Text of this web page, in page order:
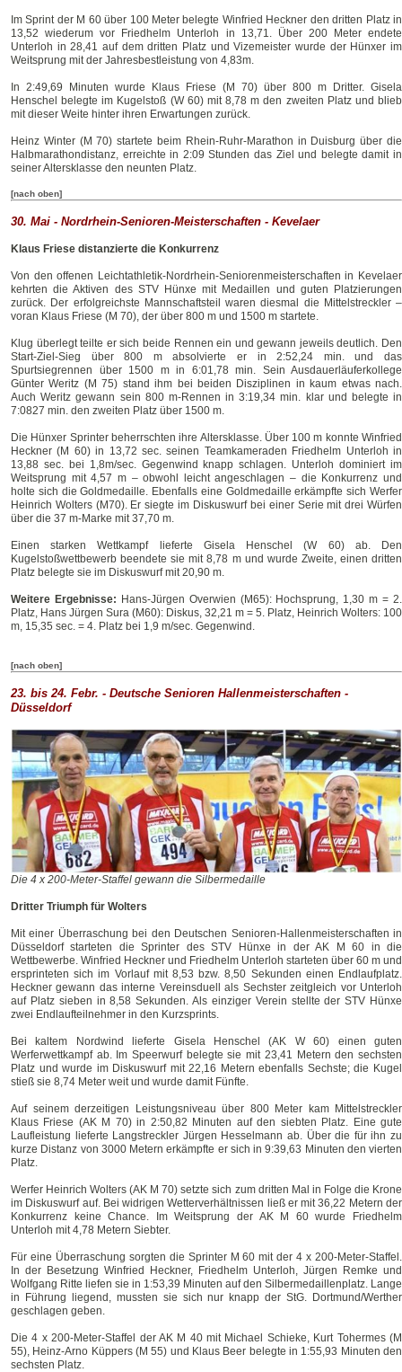
Im Sprint der M 60 über 100 Meter belegte Winfried Heckner den dritten Platz in
13,52 wiederum vor Friedhelm Unterloh in 13,71. Über 200 Meter endete
Unterloh in 28,41 auf dem dritten Platz und Vizemeister wurde der Hünxer im
Weitsprung mit der Jahresbestleistung von 4,83m.
In 2:49,69 Minuten wurde Klaus Friese (M 70) über 800 m Dritter. Gisela
Henschel belegte im Kugelstoß (W 60) mit 8,78 m den zweiten Platz und blieb
mit dieser Weite hinter ihren Erwartungen zurück.
Heinz Winter (M 70) startete beim Rhein-Ruhr-Marathon in Duisburg über die
Halbmarathondistanz, erreichte in 2:09 Stunden das Ziel und belegte damit in
seiner Altersklasse den neunten Platz.
[nach oben]
30. Mai - Nordrhein-Senioren-Meisterschaften - Kevelaer
Klaus Friese distanzierte die Konkurrenz
Von den offenen Leichtathletik-Nordrhein-Seniorenmeisterschaften in Kevelaer
kehrten die Aktiven des STV Hünxe mit Medaillen und guten Platzierungen
zurück. Der erfolgreichste Mannschaftsteil waren diesmal die Mittelstreckler –
voran Klaus Friese (M 70), der über 800 m und 1500 m startete.
Klug überlegt teilte er sich beide Rennen ein und gewann jeweils deutlich. Den
Start-Ziel-Sieg über 800 m absolvierte er in 2:52,24 min. und das
Spurtsiegrennen über 1500 m in 6:01,78 min. Sein Ausdauerläuferkollege
Günter Weritz (M 75) stand ihm bei beiden Disziplinen in kaum etwas nach.
Auch Weritz gewann sein 800 m-Rennen in 3:19,34 min. klar und belegte in
7:0827 min. den zweiten Platz über 1500 m.
Die Hünxer Sprinter beherrschten ihre Altersklasse. Über 100 m konnte Winfried
Heckner (M 60) in 13,72 sec. seinen Teamkameraden Friedhelm Unterloh in
13,88 sec. bei 1,8m/sec. Gegenwind knapp schlagen. Unterloh dominiert im
Weitsprung mit 4,57 m – obwohl leicht angeschlagen – die Konkurrenz und
holte sich die Goldmedaille. Ebenfalls eine Goldmedaille erkämpfte sich Werfer
Heinrich Wolters (M70). Er siegte im Diskuswurf bei einer Serie mit drei Würfen
über die 37 m-Marke mit 37,70 m.
Einen starken Wettkampf lieferte Gisela Henschel (W 60) ab. Den
Kugelstoßwettbewerb beendete sie mit 8,78 m und wurde Zweite, einen dritten
Platz belegte sie im Diskuswurf mit 20,90 m.
Weitere Ergebnisse: Hans-Jürgen Overwien (M65): Hochsprung, 1,30 m = 2.
Platz, Hans Jürgen Sura (M60): Diskus, 32,21 m = 5. Platz, Heinrich Wolters: 100
m, 15,35 sec. = 4. Platz bei 1,9 m/sec. Gegenwind.
[nach oben]
23. bis 24. Febr. - Deutsche Senioren Hallenmeisterschaften -
Düsseldorf
Die 4 x 200-Meter-Staffel gewann die Silbermedaille
Dritter Triumph für Wolters
Mit einer Überraschung bei den Deutschen Senioren-Hallenmeisterschaften in
Düsseldorf starteten die Sprinter des STV Hünxe in der AK M 60 in die
Wettbewerbe. Winfried Heckner und Friedhelm Unterloh starteten über 60 m und
ersprinteten sich im Vorlauf mit 8,53 bzw. 8,50 Sekunden einen Endlaufplatz.
Heckner gewann das interne Vereinsduell als Sechster zeitgleich vor Unterloh
auf Platz sieben in 8,58 Sekunden. Als einziger Verein stellte der STV Hünxe
zwei Endlaufteilnehmer in den Kurzsprints.
Bei kaltem Nordwind lieferte Gisela Henschel (AK W 60) einen guten
Werferwettkampf ab. Im Speerwurf belegte sie mit 23,41 Metern den sechsten
Platz und wurde im Diskuswurf mit 22,16 Metern ebenfalls Sechste; die Kugel
stieß sie 8,74 Meter weit und wurde damit Fünfte.
Auf seinem derzeitigen Leistungsniveau über 800 Meter kam Mittelstreckler
Klaus Friese (AK M 70) in 2:50,82 Minuten auf den siebten Platz. Eine gute
Laufleistung lieferte Langstreckler Jürgen Hesselmann ab. Über die für ihn zu
kurze Distanz von 3000 Metern erkämpfte er sich in 9:39,63 Minuten den vierten
Platz.
Werfer Heinrich Wolters (AK M 70) setzte sich zum dritten Mal in Folge die Krone
im Diskuswurf auf. Bei widrigen Wetterverhältnissen ließ er mit 36,22 Metern der
Konkurrenz keine Chance. Im Weitsprung der AK M 60 wurde Friedhelm
Unterloh mit 4,78 Metern Siebter.
Für eine Überraschung sorgten die Sprinter M 60 mit der 4 x 200-Meter-Staffel.
In der Besetzung Winfried Heckner, Friedhelm Unterloh, Jürgen Remke und
Wolfgang Ritte liefen sie in 1:53,39 Minuten auf den Silbermedaillenplatz. Lange
in Führung liegend, mussten sie sich nur knapp der StG. Dortmund/Werther
geschlagen geben.
Die 4 x 200-Meter-Staffel der AK M 40 mit Michael Schieke, Kurt Tohermes (M
55), Heinz-Arno Küppers (M 55) und Klaus Beer belegte in 1:55,93 Minuten den
sechsten Platz.